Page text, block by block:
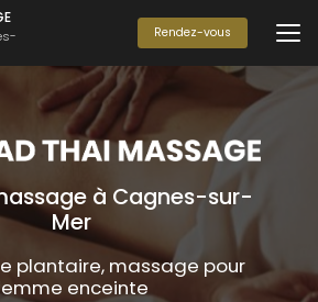
Rendez-vous
à Cagnes-sur-
Mer
plantaire, massage pour
enceinte